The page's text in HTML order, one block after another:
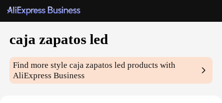
caja zapatos led
Find more stylecaja zapatos led products with
AliExpress Business